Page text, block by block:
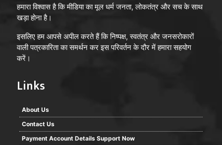
हमारा विश्वास है कि मीडिया का मूल धर्म जनता, लोकतंत्र और सच के साथ
खड़ा होना है।
इसलिए हम आपसे अपील करते हैं कि निष्पक्ष, स्वतंत्र और जनसरोकारों
वाली पत्रकारिता का समर्थन कर इस परिवर्तन के दौर में हमारा सहयोग
करें।
Links
About Us
Contact Us
Payment Account Details Support Now